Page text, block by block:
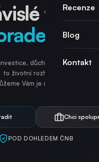
Recenze
Blog
Kontakt
důchod nejsou jen
to životní rozhodnutí.
Vám je udělat v klidu.
POD DOHLEDEM ČNB
Chci